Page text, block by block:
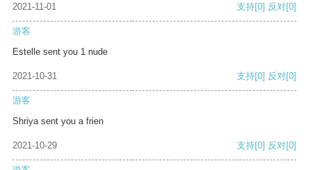
2021-11-01 支持[0] 反对[0]
游客
Estelle sent you 1 nude
2021-10-31 支持[0] 反对[0]
游客
Shriya sent you a frien
2021-10-29 支持[0] 反对[0]